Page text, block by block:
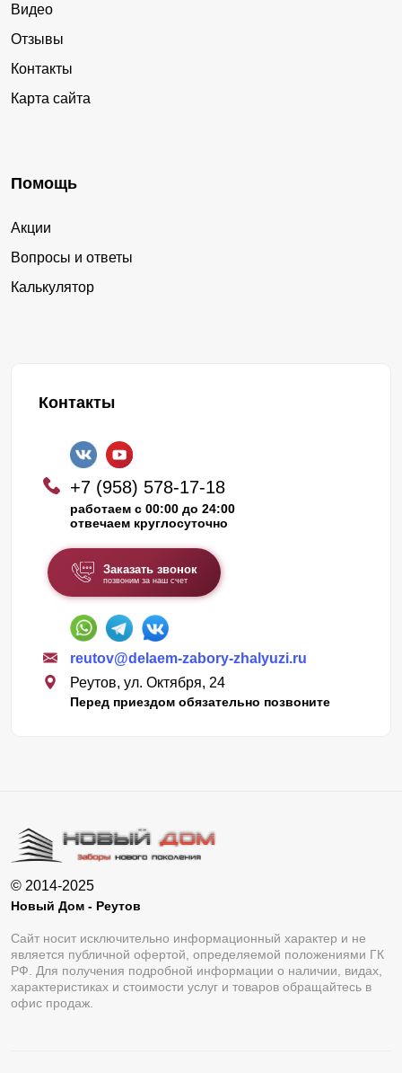
Видео
Отзывы
Контакты
Карта сайта
Помощь
Акции
Вопросы и ответы
Калькулятор
Контакты
+7 (958) 578-17-18
работаем с 00:00 до 24:00
отвечаем круглосуточно
Заказать звонок
позвоним за наш счет
reutov@delaem-zabory-zhalyuzi.ru
Реутов, ул. Октября, 24
Перед приездом обязательно позвоните
© 2014-2025
Новый Дом - Реутов
Сайт носит исключительно информационный характер и не
является публичной офертой, определяемой положениями ГК
РФ. Для получения подробной информации о наличии, видах,
характеристиках и стоимости услуг и товаров обращайтесь в
офис продаж.